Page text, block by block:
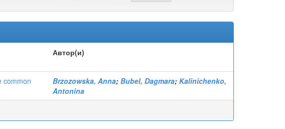
Автор(и)
common
Brzozowska, Anna; Bubel, Dagmara; Kalinichenko,
Antonina